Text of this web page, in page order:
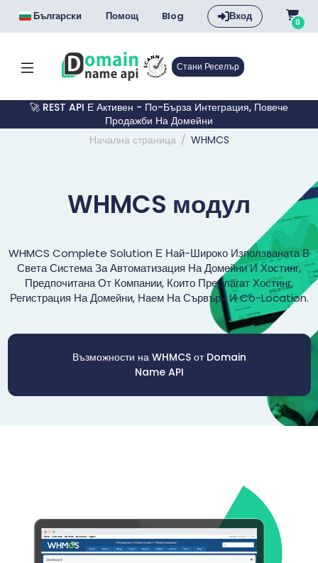
Български Помощ Blog Вход 0
Стани Реселър
🚀 REST API Е Активен - По-Бърза Интеграция, Повече
Продажби На Домейни
Начална страница
WHMCS
WHMCS модул
WHMCS Complete Solution Е Най-Широко Използваната В
Света Система За Автоматизация На Домейни И Хостинг,
Предпочитана От Компании, Които Предлагат Хостинг,
Регистрация На Домейни, Наем На Сървъри И Co-Location.
Възможности на WHMCS от Domain
Name API